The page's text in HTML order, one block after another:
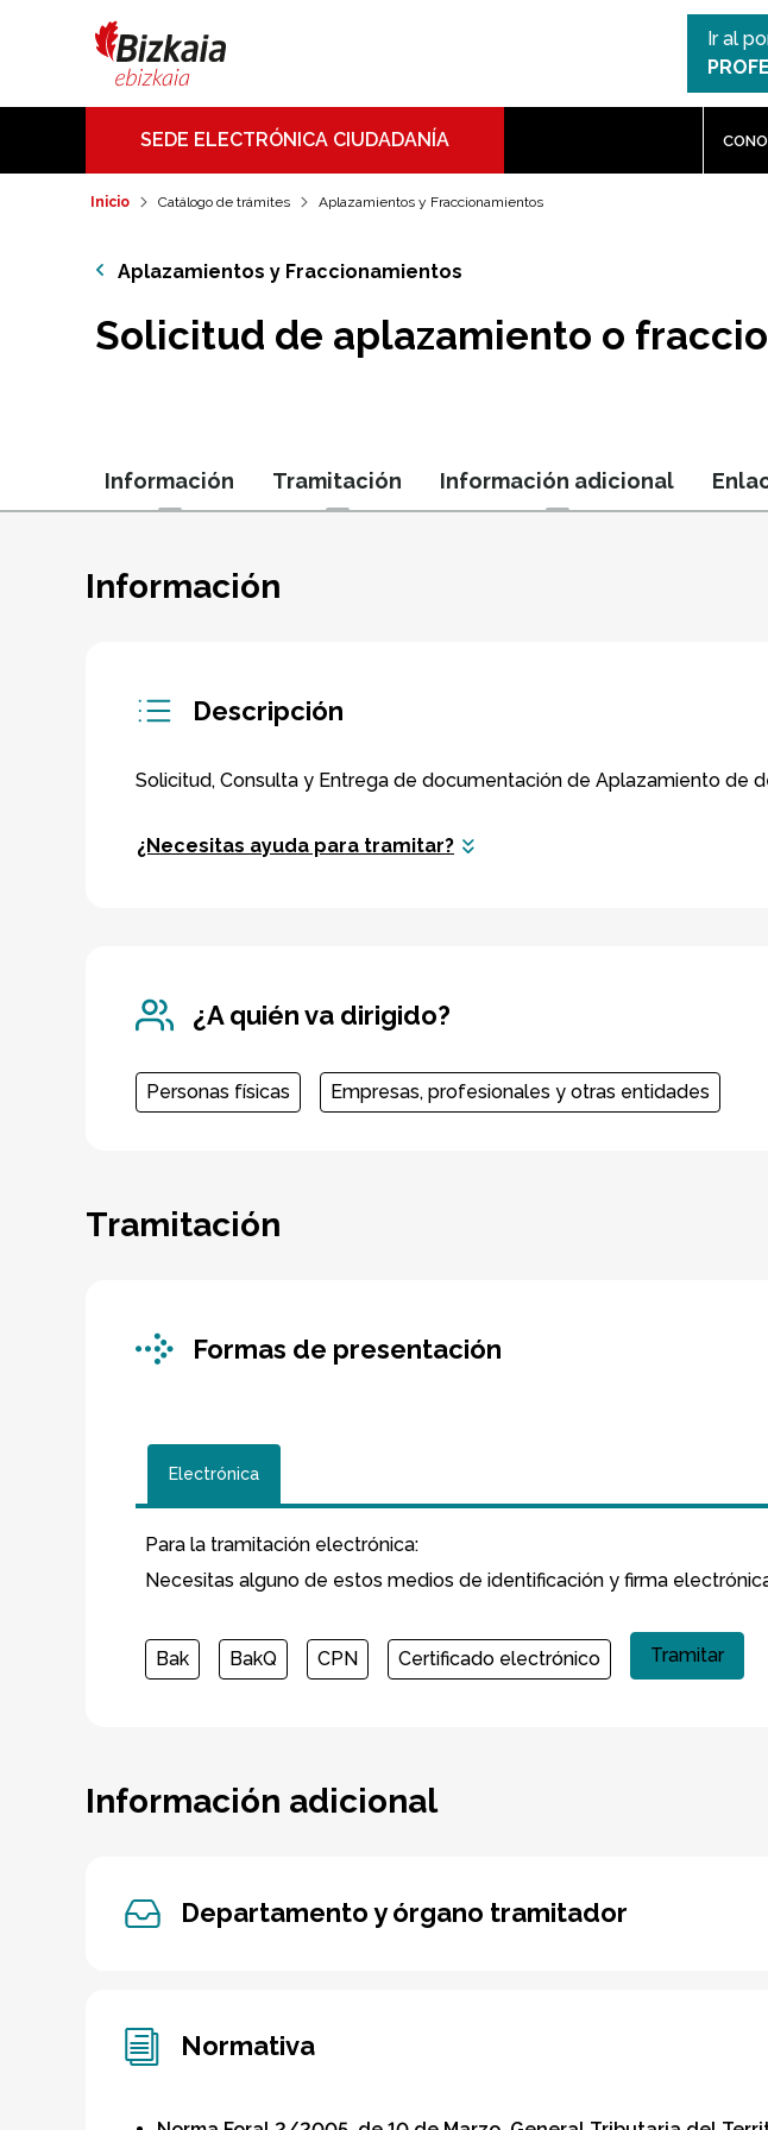
SEDE ELECTRÓNICA CIUDADANÍA
Ir al
Inicio Catálogo de trámites Aplazamientos y Fraccionamientos
Aplazamientos y Fraccionamientos
Solicitud de aplazamiento o
Información Tramitación Información adicional
Información
Descripción
¿Necesitas ayuda para tramitar?
¿A quién va dirigido?
Personas físicas Empresas, profesionales y otras entidades
Tramitación
Formas de presentación
Electrónica
Para la tramitación electrónica:
Necesitas alguno de estos medios de identificación y firma
Bak BakQ CPN Certificado electrónico Tramitar
Información adicional
Departamento y órgano tramitador
Normativa